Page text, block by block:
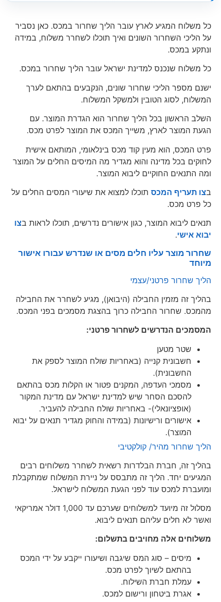
כל משלוח המגיע לארץ עובר הליך שחרור במכס. כאן נסביר
על הליכי השחרור השונים ואיך תוכלו לשחרר משלוח, במידה
ונתקע במכס.
כל משלוח שנכנס למדינת ישראל עובר הליך שחרור במכס.
ישנם מספר הליכי שחרור שונים, הנקבעים בהתאם לערך
המשלוח, לסוג הטובין ולמשקל המשלוח.
השלב הראשון בכל הליך שחרור הוא הגדרת המוצר. עם
הגעת המוצר לארץ, משייך המכס את המוצר לפרט מכס.
פרט המכס, הוא מעין קוד מכס בינלאומי, המותאם אישית
לחוקים בכל מדינה והוא מגדיר מה המיסים החלים על המוצר
ומה התנאים החוקיים ליבוא המוצר.
בצו תעריף המכס תוכלו למצוא את שיעורי המסים החלים על
כל פרט מכס.
תנאים ליבוא המוצר, כגון אישורים נדרשים, תוכלו לראות בצו
יבוא אישי.
שחרור מוצר עליו חלים מסים או שנדרש עבורו אישור
מיוחד
הליך שחרור פרטני/עצמי
בהליך זה מזמין החבילה (היבואן), מגיע לשחרר את החבילה
מהמכס. שחרור החבילה כרוך בהצגת מסמכים בפני המכס.
המסמכים הנדרשים לשחרור פרטני:
שטר מטען
חשבונית קנייה (באחריות שולח המוצר לספק את
החשבונית).
מסמכי העדפה, המקנים פטור או הקלות מכס בהתאם
להסכם הסחר שיש למדינת ישראל עם מדינת המקור
(אופציונאלי)- באחריות שולח החבילה להעביר.
אישורים ורישיונות (במידה והחוק מגדיר תנאים על יבוא
המוצר).
הליך שחרור מהיר/ קולקטיבי
בהליך זה, חברת הבלדרות רשאית לשחרר משלוחים רבים
המגיעים יחד. הליך זה מתבסס על ניירת המשלוח שמתקבלת
ומועברת למכס עוד לפני הגעת המשלוח לישראל.
מסלול זה מיועד למשלוחים שערכם עד 1,000 דולר אמריקאי
ואשר לא חלים עליהם תנאים ליבוא.
משלוחים אלה מחויבים בתשלום:
מיסים – סוג המס שיגבה ושיעורו ייקבע על ידי המכס
בהתאם לשיוך לפרט מכס.
עמלת חברת השילוח.
אגרת ביטחון ורישום למכס.